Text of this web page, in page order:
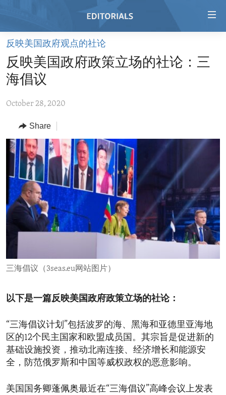
Skip
main
content
to
Navigation
Skip
Search
HOME
VIDEO
REGIONS
AFRICA
AMERICAS
ASIA
EUROPE
MIDDLE EAST
TOPICS
HUMAN RIGHTS
SECURITY AND DEFENSE
AID AND DEVELOPMENT
DEMOCRACY AND GOVERNANCE
ECONOMY AND TRADE
ENVIRONMENT AND HEALTH
ARCHIVE
ABOUT US
FOLLOW US
反映美国政府观点的社论
反映美国政府政策立场的社论：三
海倡议
October 28, 2020
Share
三海倡议（3seas.eu网站图片）
以下是一篇反映美国政府政策立场的社论：
“三海倡议计划”包括波罗的海、黑海和亚德里亚海地
区的12个民主国家和欧盟成员国。其宗旨是促进新的
基础设施投资，推动北南连接、经济增长和能源安
全，防范俄罗斯和中国等威权政权的恶意影响。
美国国务卿蓬佩奥最近在“三海倡议”高峰会议上发表